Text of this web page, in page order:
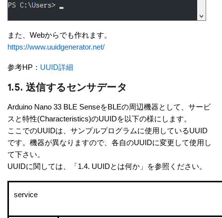
また、Webからでも作れます。
https://www.uuidgenerator.net/
参考HP： UUID詳細
1.5. 送信するセンサデータ
Arduino Nano 33 BLE SenseをBLEの周辺機器として、サービ
スと特性(Characteristics)のUUIDを以下の様にします。
ここでのUUIDは、サンプルプログラムに使用しているUUID
です。機器が異なりますので、各自のUUIDに変更して使用し
て下さい。
UUIDに関しては、「1.4. UUIDとは何か」を参照ください。
service